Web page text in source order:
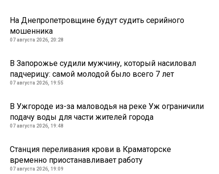
На Днепропетровщине будут судить серийного
мошенника
07 августа 2026, 20:28
В Запорожье судили мужчину, который насиловал
падчерицу: самой молодой было всего 7 лет
07 августа 2026, 19:55
В Ужгороде из-за маловодья на реке Уж ограничили
подачу воды для части жителей города
07 августа 2026, 19:48
Станция переливания крови в Краматорске
временно приостанавливает работу
07 августа 2026, 19:09